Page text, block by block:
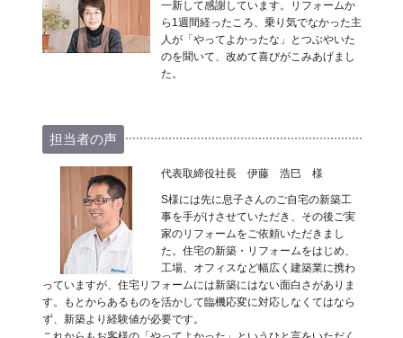
一新して感謝しています。リフォームか
ら1週間経ったころ、乗り気でなかった主
人が「やってよかったな」とつぶやいた
のを聞いて、改めて喜びがこみあげまし
た。
担当者の声
代表取締役社長 伊藤 浩巳 様
S様には先に息子さんのご自宅の新築工
事を手がけさせていただき、その後ご実
家のリフォームをご依頼いただきまし
た。住宅の新築・リフォームをはじめ、
工場、オフィスなど幅広く建築業に携わ
っていますが、住宅リフォームには新築にはない面白さがありま
す。もとからあるものを活かして臨機応変に対応しなくてはなら
ず、新築より経験値が必要です。